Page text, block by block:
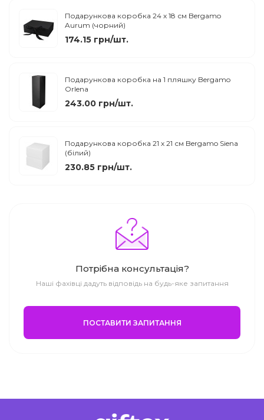
Подарункова коробка 24 х 18 см Bergamo
Aurum (чорний)
174.15 грн/шт.
Подарункова коробка на 1 пляшку Bergamo
Orlena
243.00 грн/шт.
Подарункова коробка 21 х 21 см Bergamo Siena
(білий)
230.85 грн/шт.
Потрібна консультація?
Наші фахівці дадуть відповідь на будь-яке запитання
ПОСТАВИТИ ЗАПИТАННЯ